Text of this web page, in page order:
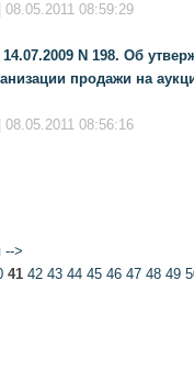
08:59:29
N 198. Об
продажи на
08:56:16
-->
41 42 43 44 45 46 47 48 49